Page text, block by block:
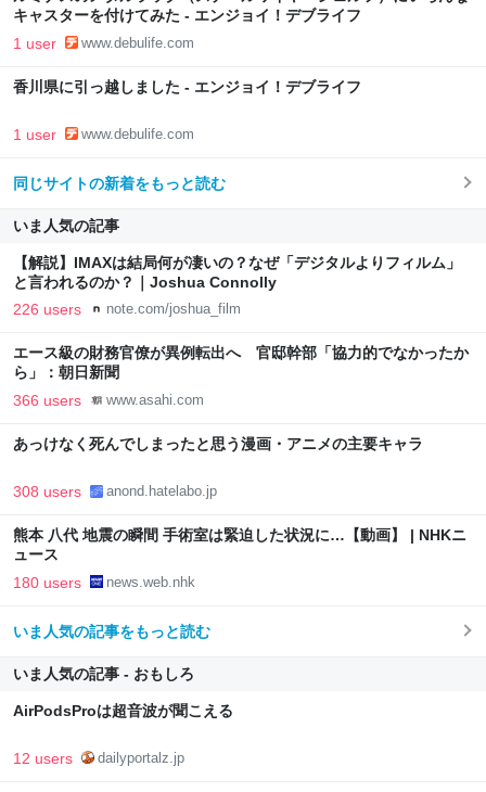
キャスターを付けてみた - エンジョイ！デブライフ
1 user www.debulife.com
香川県に引っ越しました - エンジョイ！デブライフ
1 user www.debulife.com
同じサイトの新着をもっと読む
いま人気の記事
【解説】IMAXは結局何が凄いの？なぜ「デジタルよりフィルム」
と言われるのか？｜Joshua Connolly
226 users note.com/joshua_film
エース級の財務官僚が異例転出へ 官邸幹部「協力的でなかったか
ら」：朝日新聞
366 users www.asahi.com
あっけなく死んでしまったと思う漫画・アニメの主要キャラ
308 users anond.hatelabo.jp
熊本 八代 地震の瞬間 手術室は緊迫した状況に…【動画】 | NHKニ
ュース
180 users news.web.nhk
いま人気の記事をもっと読む
いま人気の記事 - おもしろ
AirPodsProは超音波が聞こえる
12 users dailyportalz.jp